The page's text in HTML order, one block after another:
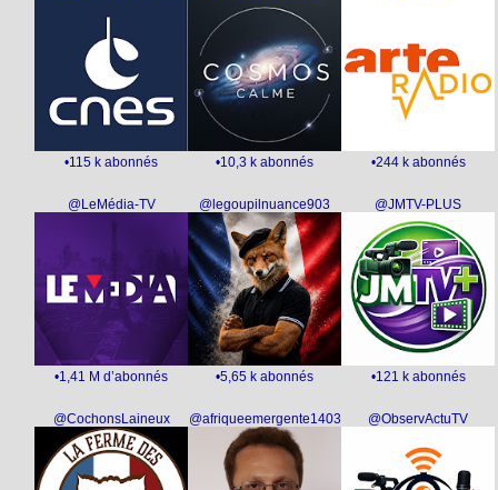
•244 k abonnés
•10,3 k abonnés
•115 k abonnés
@JMTV-PLUS
•121 k abonnés
@legoupilnuance903
•5,65 k abonnés
@LeMédia-TV
•1,41 M d’abonnés
@ObservActuTV
@afriqueemergente1403
@CochonsLaineux